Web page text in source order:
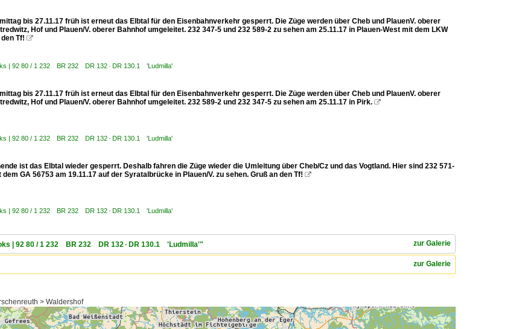
bis 27.11.17 früh ist erneut das Elbtal für den Eisenbahnverkehr gesperrt. Die Züge werden über Cheb und PlauenV. oberer
Hof und Plauen/V. oberer Bahnhof umgeleitet. 232 347-5 und 232 589-2 zu sehen am 25.11.17 in Plauen-West mit dem LKW
Tf! 
| 92 80 / 1 232 BR 232 DR 132 · DR 130.1 'Ludmilla'
bis 27.11.17 früh ist erneut das Elbtal für den Eisenbahnverkehr gesperrt. Die Züge werden über Cheb und PlauenV. oberer
Hof und Plauen/V. oberer Bahnhof umgeleitet. 232 589-2 und 232 347-5 zu sehen am 25.11.17 in Pirk. 
| 92 80 / 1 232 BR 232 DR 132 · DR 130.1 'Ludmilla'
ist das Elbtal wieder gesperrt. Deshalb fahren die Züge wieder die Umleitung über Cheb/Cz und das Vogtland. Hier sind 232 571-
dem GA 56753 am 19.11.17 auf der Syratalbrücke in Plauen/V. zu sehen. Gruß an den Tf! 
| 92 80 / 1 232 BR 232 DR 132 · DR 130.1 'Ludmilla'
zur Galerie
| 92 80 / 1 232 BR 232 DR 132 · DR 130.1 'Ludmilla'"
zur Galerie
> Waldershof